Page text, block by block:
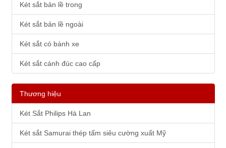
Két sắt bản lề trong
Két sắt bản lề ngoài
Két sắt có bánh xe
Két sắt cánh đúc cao cấp
Thương hiệu
Két Sắt Philips Hà Lan
Két sắt Samurai thép tấm siêu cường xuất Mỹ